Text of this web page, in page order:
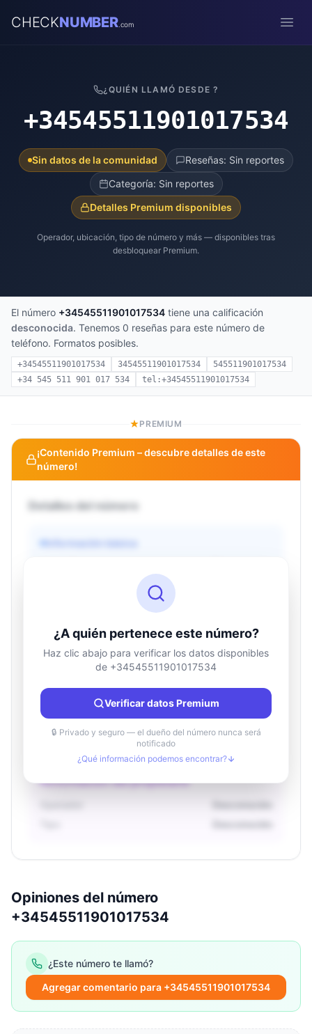
CHECKNUMBER.com
¿QUIÉN LLAMÓ DESDE ?
+34545511901017534
Sin datos de la comunidad
Reseñas: Sin reportes
Categoría: Sin reportes
Detalles Premium disponibles
Operador, ubicación, tipo de número y más — disponibles tras
desbloquear Premium.
El número +34545511901017534 tiene una calificación
desconocida. Tenemos 0 reseñas para este número de
teléfono. Formatos posibles.
+34545511901017534 34545511901017534
545511901017534
+34 545 511 901 017 534
tel:+34545511901017534
PREMIUM
¡Contenido Premium – descubre detalles de este
número!
Detalles del número
Información básica
Información de ubicación
País
Desconocido
Ciudad
Desconocido
Región
Desconocido
Información del propietario
¿A quién pertenece este número?
Haz clic abajo para verificar los datos disponibles
de +34545511901017534
Verificar datos Premium
🔒 Privado y seguro — el dueño del número nunca será
notificado
¿Qué información podemos encontrar?
Opiniones del número
+34545511901017534
¿Este número te llamó?
Agregar comentario para +34545511901017534